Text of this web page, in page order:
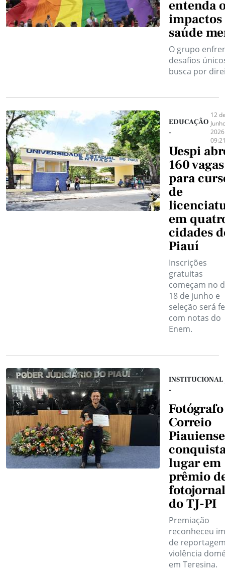
entenda
impactos
saúde
O grupo
desafios
busca por
EDUCAÇÃO
-
12
Uespi
160 vagas
para
de
em
cidades
Piauí
Inscrições
gratuitas
começam no
18 de junho e
seleção será
com notas do
Enem.
INSTITUCIONAL
-
Correio
Piauiense
lugar em
prêmio
do TJ-PI
Premiação
reconheceu
de
violência
em Teresina.